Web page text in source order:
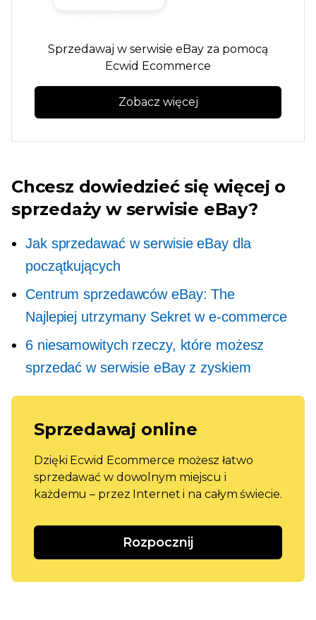
Sprzedawaj w serwisie eBay za pomocą
Ecwid Ecommerce
Zobacz więcej
Chcesz dowiedzieć się więcej o
sprzedaży w serwisie eBay?
Jak sprzedawać w serwisie eBay dla
początkujących
Centrum sprzedawców eBay: The
Najlepiej utrzymany Sekret w e-commerce
6 niesamowitych rzeczy, które możesz
sprzedać w serwisie eBay z zyskiem
Sprzedawaj online
Dzięki Ecwid Ecommerce możesz łatwo
sprzedawać w dowolnym miejscu i
każdemu – przez Internet i na całym świecie.
Rozpocznij